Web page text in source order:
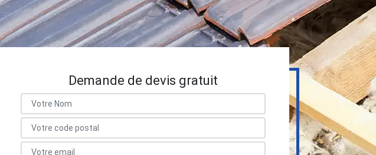
Demande de devis gratuit